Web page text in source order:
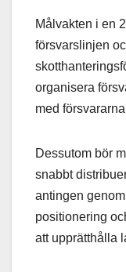
Målvakten i en
försvarslinjen
organisera
med
Dessutom bör
snabbt
antingen
positionering
att upprätthålla